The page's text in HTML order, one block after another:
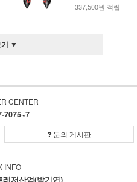
337,500원 적립
기 ▼
CENTER
7075~7
문의 게시판
INFO
저산업(박기연)